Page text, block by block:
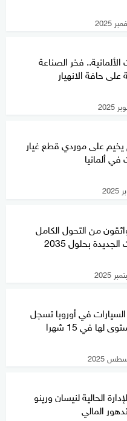
الألمانية.. فخر الصناعة
على حافة الانهيار
يخيم على موردي قطع غيار
في ألمانيا
من التحول الكامل
بحلول 2035
في أوروبا تسجل
لها في 15 شهرا
الحالية لنيسان ورينو
المالي